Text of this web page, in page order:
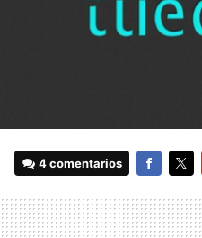
4 comentarios